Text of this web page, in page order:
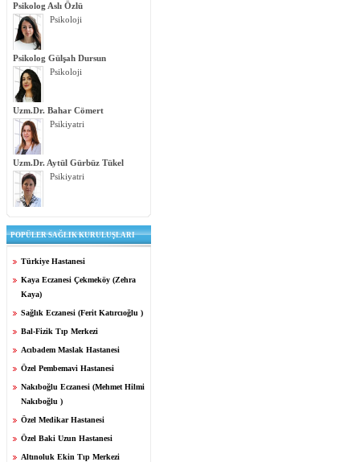
Psikolog Aslı Özlü
Psikoloji
Psikolog Gülşah Dursun
Psikoloji
Uzm.Dr. Bahar Cömert
Psikiyatri
Uzm.Dr. Aytül Gürbüz Tükel
Psikiyatri
POPÜLER SAĞLIK KURULUŞLARI
Türkiye Hastanesi
Kaya Eczanesi Çekmeköy (Zehra
Kaya)
Sağlık Eczanesi (Ferit Katırcıoğlu )
Bal-Fizik Tıp Merkezi
Acıbadem Maslak Hastanesi
Özel Pembemavi Hastanesi
Nakıboğlu Eczanesi (Mehmet Hilmi
Nakıboğlu )
Özel Medikar Hastanesi
Özel Baki Uzun Hastanesi
Altınoluk Ekin Tıp Merkezi